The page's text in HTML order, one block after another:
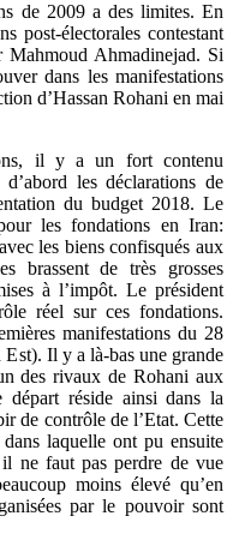
de 2009 a des limites. En
post-électorales contestant
Mahmoud Ahmadinejad. Si
dans les manifestations
d’Hassan Rohani en mai
il y a un fort contenu
les déclarations de
du budget 2018. Le
les fondations en Iran:
les biens confisqués aux
brassent de très grosses
à l’impôt. Le président
réel sur ces fondations.
manifestations du 28
Il y a là-bas une grande
des rivaux de Rohani aux
départ réside ainsi dans la
de contrôle de l’Etat. Cette
laquelle ont pu ensuite
ne faut pas perdre de vue
moins élevé qu’en
par le pouvoir sont